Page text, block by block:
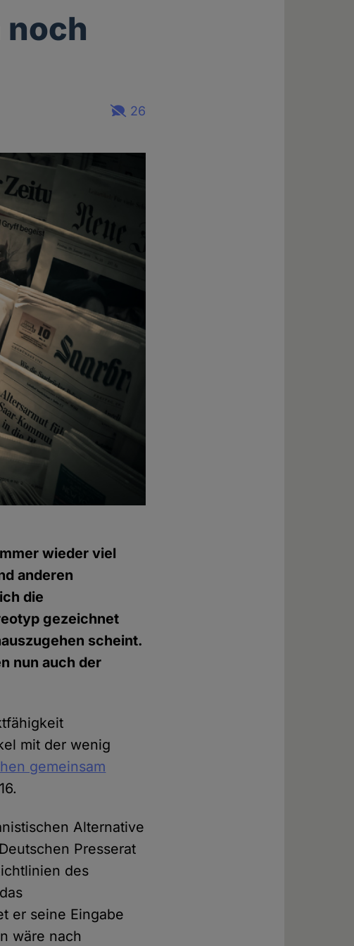
26
wieder viel
anderen
die
gezeichnet
scheint.
nun auch der
mit der wenig
gemeinsam
Alternative
Presserat
des
er seine Eingabe
wäre nach